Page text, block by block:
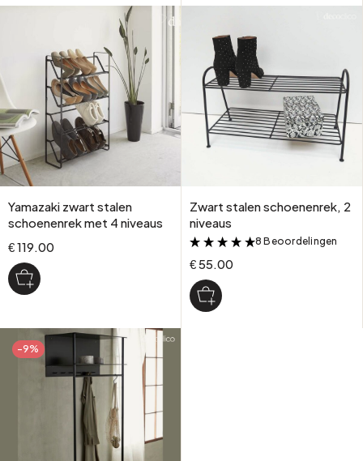
Yamazaki zwart stalen
schoenenrek met 4 niveaus
€ 119.00
Zwart stalen schoenenrek, 2
niveaus
&
8 Beoordelingen
€ 55.00
-9%